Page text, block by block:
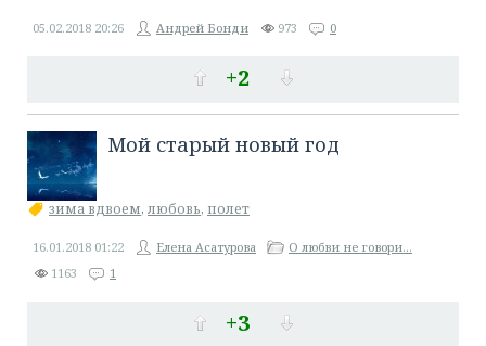
+2
05.02.2018 20:26 Андрей Бонди 973 0
Мой старый новый год
зима вдвоем, любовь, полет
+3
16.01.2018 01:22 Елена Асатурова
О любви не говори...
1163
1